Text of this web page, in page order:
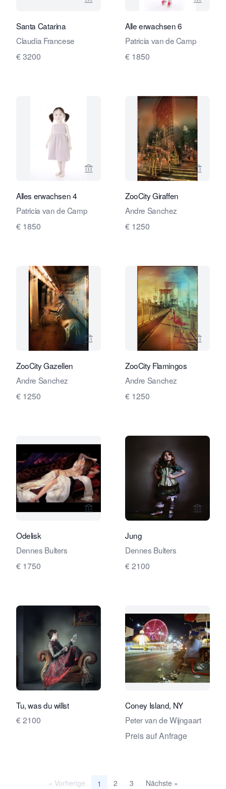
Verkaeuferseite von Travelling Art
Santa Catarina
Claudia Francese
€ 3200
Alle erwachsen 6
Patricia van de Camp
€ 1850
Verkaeuferseite von Travelling Art
Alles erwachsen 4
Patricia van de Camp
€ 1850
ZooCity Giraffen
Andre Sanchez
€ 1250
Verkaeuferseite von Travelling Art
ZooCity Gazellen
Andre Sanchez
€ 1250
ZooCity Flamingos
Andre Sanchez
€ 1250
Verkaeuferseite von Travelling Art
Odelisk
Dennes Bulters
€ 1750
Jung
Dennes Bulters
€ 2100
Verkaeuferseite von Travelling Art
Tu, was du willst
€ 2100
Coney Island, NY
Peter van de Wijngaart
Preis auf Anfrage
« Vorherige 1 2 3 Nächste »